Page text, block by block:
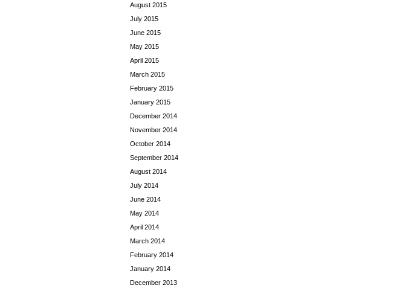
August 2015
July 2015
June 2015
May 2015
April 2015
March 2015
February 2015
January 2015
December 2014
November 2014
October 2014
September 2014
August 2014
July 2014
June 2014
May 2014
April 2014
March 2014
February 2014
January 2014
December 2013